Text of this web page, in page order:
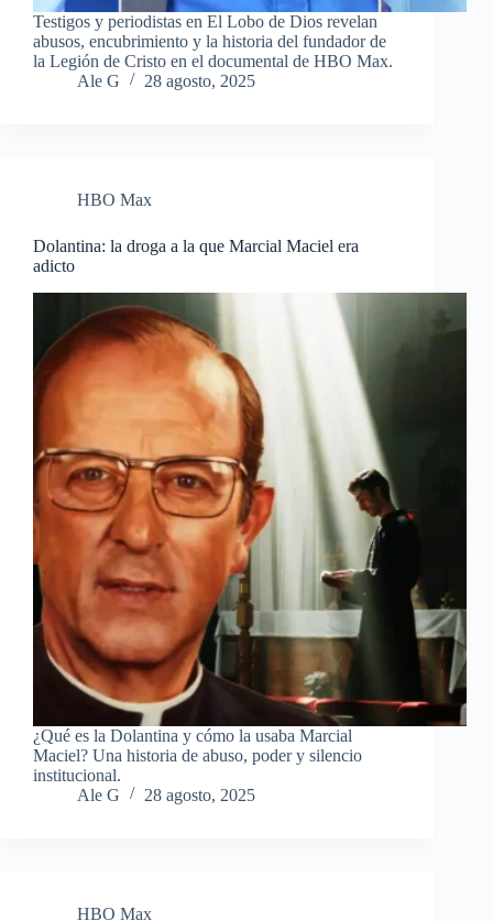
Testigos y periodistas en El Lobo de Dios revelan
abusos, encubrimiento y la historia del fundador de
la Legión de Cristo en el documental de HBO Max.
Ale G
28 agosto, 2025
HBO Max
Dolantina: la droga a la que Marcial Maciel era
adicto
¿Qué es la Dolantina y cómo la usaba Marcial
Maciel? Una historia de abuso, poder y silencio
institucional.
Ale G
28 agosto, 2025
HBO Max